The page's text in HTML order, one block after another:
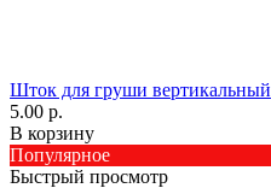
Шток для груши вертикальный
5.00 р.
В корзину
Популярное
Быстрый просмотр